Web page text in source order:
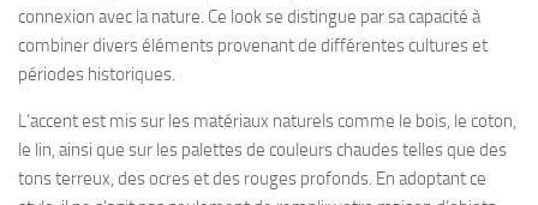
connexion avec la nature. Ce look se distingue par sa capacité à
combiner divers éléments provenant de différentes cultures et
périodes historiques.
L’accent est mis sur les matériaux naturels comme le bois, le coton,
le lin, ainsi que sur les palettes de couleurs chaudes telles que des
tons terreux, des ocres et des rouges profonds. En adoptant ce